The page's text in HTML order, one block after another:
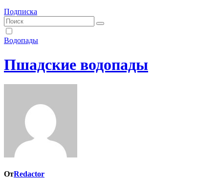
Подписка
Водопады
Пшадские водопады
ОтRedactor